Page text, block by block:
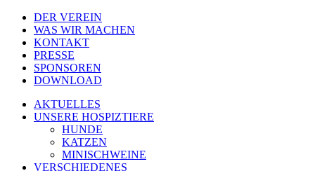
DER VEREIN
WAS WIR MACHEN
KONTAKT
PRESSE
SPONSOREN
DOWNLOAD
AKTUELLES
UNSERE HOSPIZTIERE
HUNDE
KATZEN
MINISCHWEINE
VERSCHIEDENES